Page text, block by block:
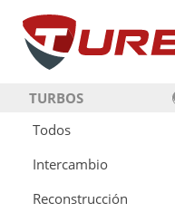
TURBOS
Todos
Intercambio
Reconstrucción